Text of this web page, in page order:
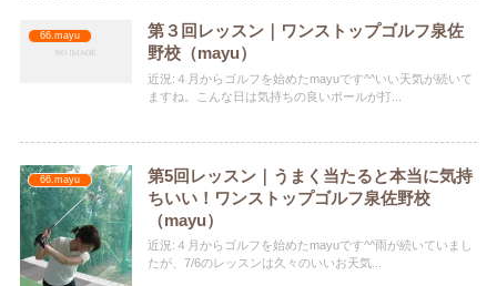
66.mayu
第３回レッスン｜ワンストップゴルフ泉佐
野校（mayu）
近況:４月からゴルフを始めたmayuです^^いい天気が続いて
ますね。こんな日は気持ちの良いボールが打...
66.mayu
第5回レッスン｜うまく当たると本当に気持
ちいい！ワンストップゴルフ泉佐野校
（mayu）
近況:４月からゴルフを始めたmayuです^^雨が続いていまし
たが、7/6のレッスンは久々のいいお天気...